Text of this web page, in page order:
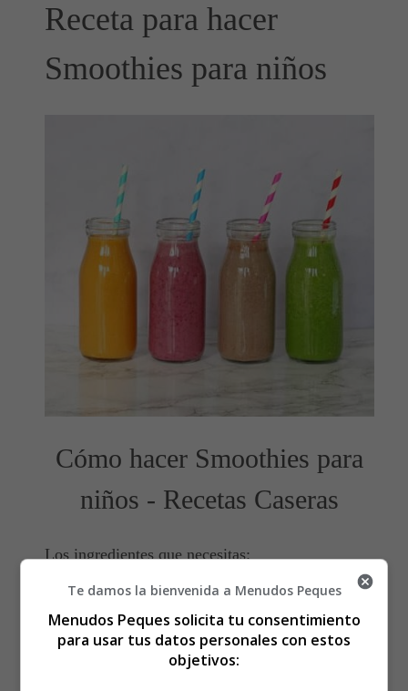
Receta para hacer
Smoothies para niños
Cómo hacer Smoothies para
niños - Recetas Caseras
Los ingredientes que necesitas:
Smoothie de fresa
10 fresas (un par menos o un par más dependiendo
Te damos la bienvenida a Menudos Peques
Menudos Peques solicita tu consentimiento
para usar tus datos personales con estos
objetivos: